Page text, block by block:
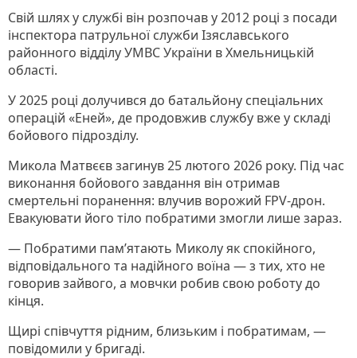
Свій шлях у службі він розпочав у 2012 році з посади
інспектора патрульної служби Ізяславського
районного відділу УМВС України в Хмельницькій
області.
У 2025 році долучився до батальйону спеціальних
операцій «Еней», де продовжив службу вже у складі
бойового підрозділу.
Микола Матвєєв загинув 25 лютого 2026 року. Під час
виконання бойового завдання він отримав
смертельні поранення: влучив ворожий FPV-дрон.
Евакуювати його тіло побратими змогли лише зараз.
— Побратими пам’ятають Миколу як спокійного,
відповідального та надійного воїна — з тих, хто не
говорив зайвого, а мовчки робив свою роботу до
кінця.
Щирі співчуття рідним, близьким і побратимам, —
повідомили у бригаді.